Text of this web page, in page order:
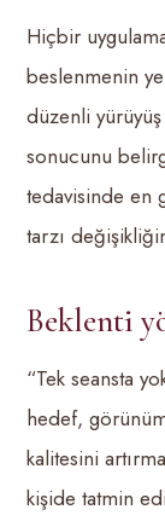
Hiçbir
beslenmenin
düzenli
sonucunu
tedavisinde en
tarzı
Beklenti
“Tek seansta
hedef,
kalitesini
kişide tatmin